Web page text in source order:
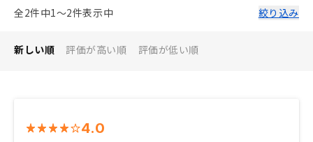
全2件中1〜2件表示中
絞り込み
新しい順 評価が高い順 評価が低い順
4.0